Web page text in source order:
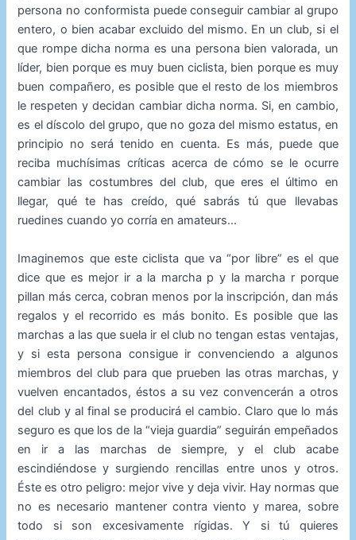
persona no conformista puede conseguir cambiar al grupo
entero, o bien acabar excluido del mismo. En un club, si el
que rompe dicha norma es una persona bien valorada, un
líder, bien porque es muy buen ciclista, bien porque es muy
buen compañero, es posible que el resto de los miembros
le respeten y decidan cambiar dicha norma. Si, en cambio,
es el díscolo del grupo, que no goza del mismo estatus, en
principio no será tenido en cuenta. Es más, puede que
reciba muchísimas críticas acerca de cómo se le ocurre
cambiar las costumbres del club, que eres el último en
llegar, qué te has creído, qué sabrás tú que llevabas
ruedines cuando yo corría en amateurs…
Imaginemos que este ciclista que va “por libre” es el que
dice que es mejor ir a la marcha p y la marcha r porque
pillan más cerca, cobran menos por la inscripción, dan más
regalos y el recorrido es más bonito. Es posible que las
marchas a las que suela ir el club no tengan estas ventajas,
y si esta persona consigue ir convenciendo a algunos
miembros del club para que prueben las otras marchas, y
vuelven encantados, éstos a su vez convencerán a otros
del club y al final se producirá el cambio. Claro que lo más
seguro es que los de la “vieja guardia” seguirán empeñados
en ir a las marchas de siempre, y el club acabe
escindiéndose y surgiendo rencillas entre unos y otros.
Éste es otro peligro: mejor vive y deja vivir. Hay normas que
no es necesario mantener contra viento y marea, sobre
todo si son excesivamente rígidas. Y si tú quieres